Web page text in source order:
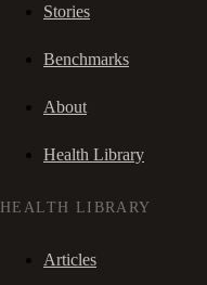
Stories
Benchmarks
About
Health Library
HEALTH LIBRARY
Articles